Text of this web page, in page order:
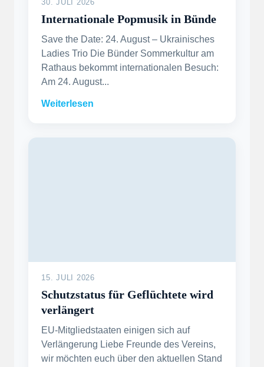
30. JULI 2026
Internationale Popmusik in Bünde
Save the Date: 24. August – Ukrainisches
Ladies Trio Die Bünder Sommerkultur am
Rathaus bekommt internationalen Besuch:
Am 24. August...
Weiterlesen
15. JULI 2026
Schutzstatus für Geflüchtete wird
verlängert
EU-Mitgliedstaaten einigen sich auf
Verlängerung Liebe Freunde des Vereins,
wir möchten euch über den aktuellen Stand